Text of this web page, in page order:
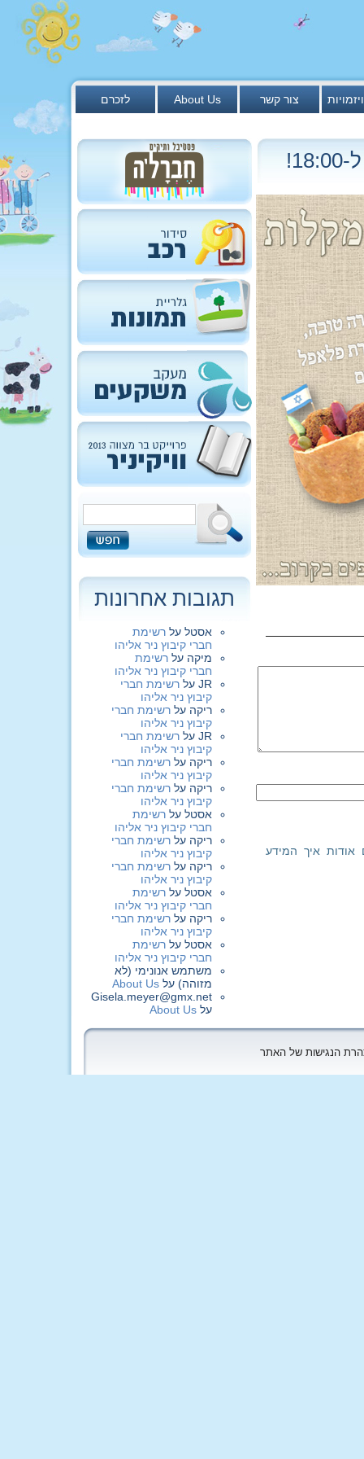
לזכרם About Us צור קשר
אודות איך המידע
תגובות אחרונות
אסטל על רשימת
חברי קיבוץ ניר אליהו
מיקה על רשימת
חברי קיבוץ ניר אליהו
JR על רשימת חברי
קיבוץ ניר אליהו
ריקה על רשימת חברי
קיבוץ ניר אליהו
JR על רשימת חברי
קיבוץ ניר אליהו
ריקה על רשימת חברי
קיבוץ ניר אליהו
ריקה על רשימת חברי
קיבוץ ניר אליהו
אסטל על רשימת
חברי קיבוץ ניר אליהו
ריקה על רשימת חברי
קיבוץ ניר אליהו
ריקה על רשימת חברי
קיבוץ ניר אליהו
אסטל על רשימת
חברי קיבוץ ניר אליהו
ריקה על רשימת חברי
קיבוץ ניר אליהו
אסטל על רשימת
חברי קיבוץ ניר אליהו
משתמש אנונימי (לא
מזוהה) על About Us
Gisela.meyer@gmx.net
על About Us
הנגישות של האתר